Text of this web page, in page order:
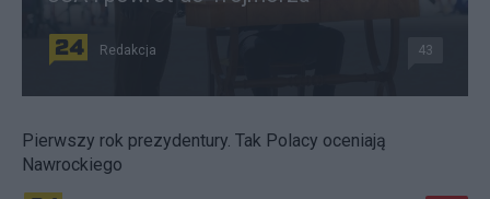
Redakcja 43
Pierwszy rok prezydentury. Tak Polacy oceniają
Nawrockiego